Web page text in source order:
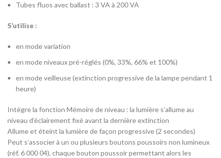
Tubes fluos avec ballast : 3 VA à 200 VA
S’utilise :
en mode variation
en mode niveaux pré-réglés (0%, 33%, 66% et 100%)
en mode veilleuse (extinction progressive de la lampe pendant 1
heure)
Intègre la fonction Mémoire de niveau : la lumière s’allume au
niveau d’éclairement fixé avant la dernière extinction
Allume et éteint la lumière de façon progressive (2 secondes)
Peut s’associer à un ou plusieurs boutons poussoirs non lumineux
(réf. 6 000 04), chaque bouton poussoir permettant alors les